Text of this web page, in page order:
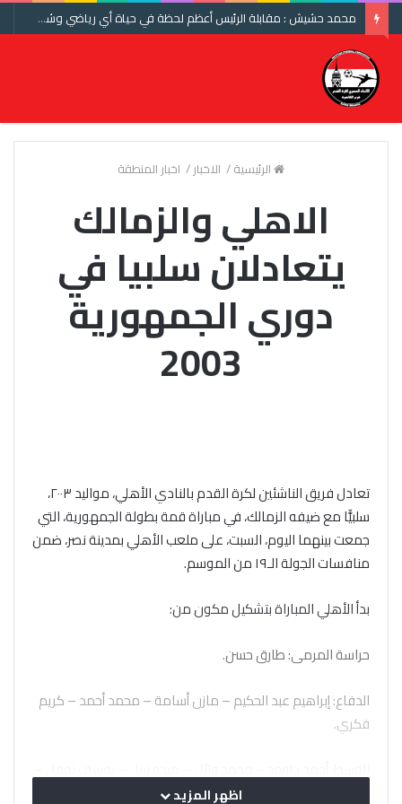
محمد حشيش : مقابلة الرئيس أعظم لحظة في حياة أي رياضي وشكرا اتحاد الكرة ومنتخب مصر
الرئيسية/ الاخبار/ اخبار المنطقة
الاهلي والزمالك
يتعادلان سلبيا في
دوري الجمهورية
2003
تعادل فريق الناشئين لكرة القدم بالنادي الأهلي، مواليد ٢٠٠٣،
سلبيًّا مع ضيفه الزمالك، في مباراة قمة بطولة الجمهورية، التي
جمعت بينهما اليوم، السبت، على ملعب الأهلي بمدينة نصر، ضمن
منافسات الجولة الـ١٩ من الموسم.
بدأ الأهلي المباراة بتشكيل مكون من:
حراسة المرمى: طارق حسن.
الدفاع: إبراهيم عبد الحكيم – مازن أسامة – محمد أحمد – كريم
فكري.
اظهر المزيد